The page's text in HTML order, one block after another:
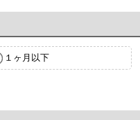
１ヶ月以下